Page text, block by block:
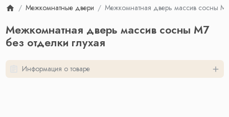
Межкомнатные двери Межкомнатная дверь массив сосны М7
Межкомнатная дверь массив сосны М7
без отделки глухая
Информация о товаре